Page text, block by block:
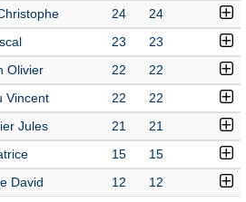
24 24
23 23
Olivier 22 22
Vincent 22 22
Jules 21 21
15 15
David 12 12